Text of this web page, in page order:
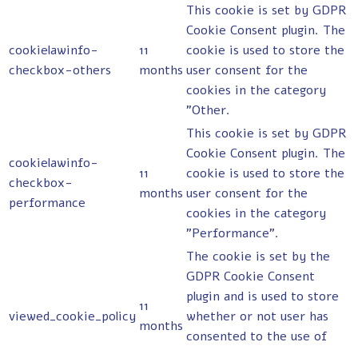
cookielawinfo-
checkbox-others
11
months
This cookie is set by GDPR
Cookie Consent plugin. The
cookie is used to store the
user consent for the
cookies in the category
"Other.
cookielawinfo-
checkbox-
performance
11
months
This cookie is set by GDPR
Cookie Consent plugin. The
cookie is used to store the
user consent for the
cookies in the category
"Performance".
viewed_cookie_policy
11
months
The cookie is set by the
GDPR Cookie Consent
plugin and is used to store
whether or not user has
consented to the use of